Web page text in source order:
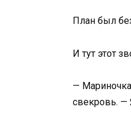
План был
И тут этот
—
свекровь. —